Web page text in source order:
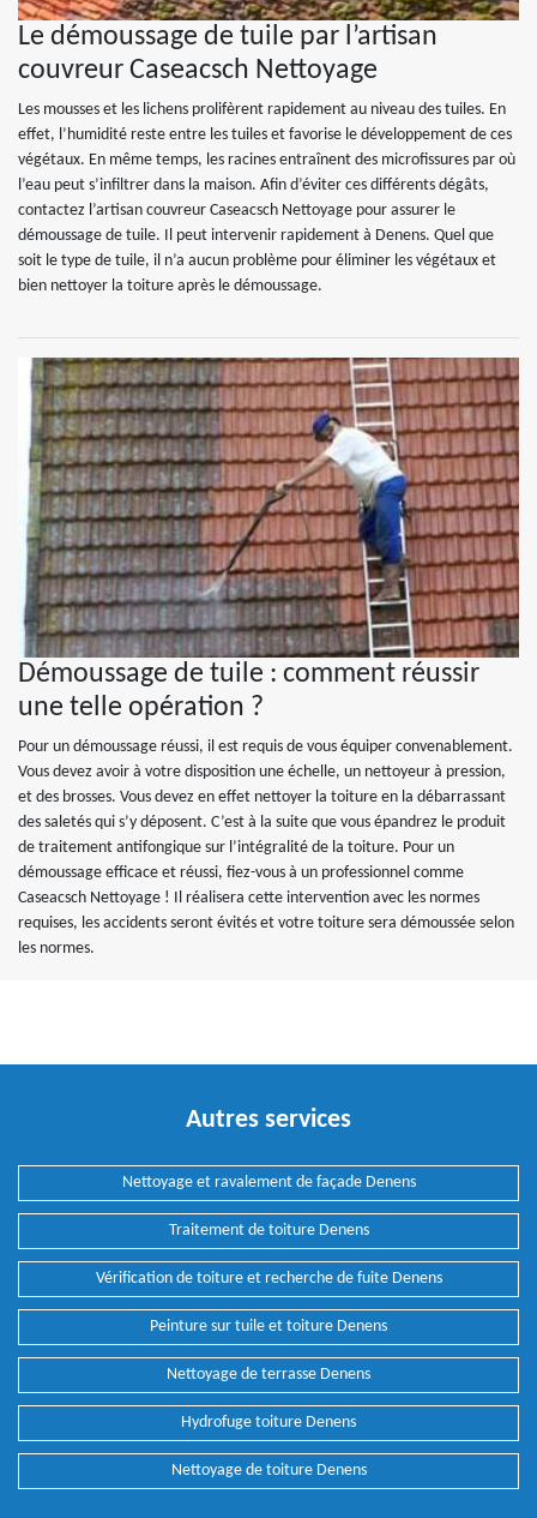
Le démoussage de tuile par l’artisan
couvreur Caseacsch Nettoyage
Les mousses et les lichens prolifèrent rapidement au niveau des tuiles. En
effet, l’humidité reste entre les tuiles et favorise le développement de ces
végétaux. En même temps, les racines entraînent des microfissures par où
l’eau peut s’infiltrer dans la maison. Afin d’éviter ces différents dégâts,
contactez l’artisan couvreur Caseacsch Nettoyage pour assurer le
démoussage de tuile. Il peut intervenir rapidement à Denens. Quel que
soit le type de tuile, il n’a aucun problème pour éliminer les végétaux et
bien nettoyer la toiture après le démoussage.
Démoussage de tuile : comment réussir
une telle opération ?
Pour un démoussage réussi, il est requis de vous équiper convenablement.
Vous devez avoir à votre disposition une échelle, un nettoyeur à pression,
et des brosses. Vous devez en effet nettoyer la toiture en la débarrassant
des saletés qui s’y déposent. C’est à la suite que vous épandrez le produit
de traitement antifongique sur l’intégralité de la toiture. Pour un
démoussage efficace et réussi, fiez-vous à un professionnel comme
Caseacsch Nettoyage ! Il réalisera cette intervention avec les normes
requises, les accidents seront évités et votre toiture sera démoussée selon
les normes.
Autres services
Nettoyage et ravalement de façade Denens
Traitement de toiture Denens
Vérification de toiture et recherche de fuite Denens
Peinture sur tuile et toiture Denens
Nettoyage de terrasse Denens
Hydrofuge toiture Denens
Nettoyage de toiture Denens